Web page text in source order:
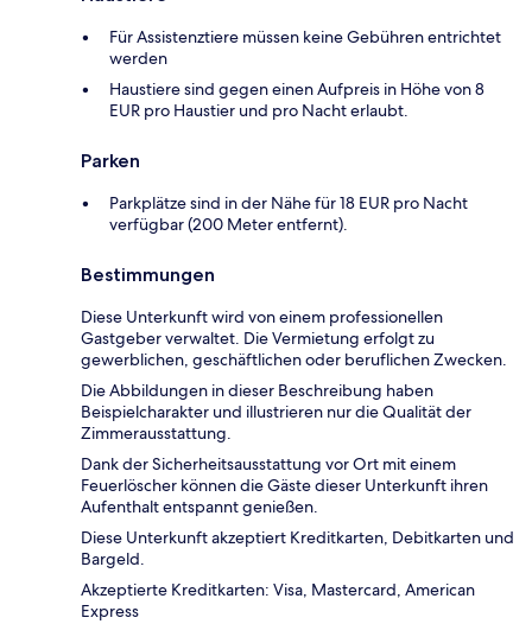
Für Assistenztiere müssen keine Gebühren entrichtet
werden
Haustiere sind gegen einen Aufpreis in Höhe von 8
EUR pro Haustier und pro Nacht erlaubt.
Parken
Parkplätze sind in der Nähe für 18 EUR pro Nacht
verfügbar (200 Meter entfernt).
Bestimmungen
Diese Unterkunft wird von einem professionellen
Gastgeber verwaltet. Die Vermietung erfolgt zu
gewerblichen, geschäftlichen oder beruflichen Zwecken.
Die Abbildungen in dieser Beschreibung haben
Beispielcharakter und illustrieren nur die Qualität der
Zimmerausstattung.
Dank der Sicherheitsausstattung vor Ort mit einem
Feuerlöscher können die Gäste dieser Unterkunft ihren
Aufenthalt entspannt genießen.
Diese Unterkunft akzeptiert Kreditkarten, Debitkarten und
Bargeld.
Akzeptierte Kreditkarten: Visa, Mastercard, American
Express